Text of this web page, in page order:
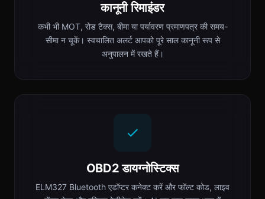
कानूनी रिमाइंडर
कभी भी MOT, रोड टैक्स, बीमा या पर्यावरण प्रमाणपत्र की समय-
सीमा न चूकें। स्वचालित अलर्ट आपको पूरे साल कानूनी रूप से
अनुपालन में रखते हैं।
OBD2 डायग्नोस्टिक्स
ELM327 Bluetooth एडॉप्टर कनेक्ट करें और फॉल्ट कोड, लाइव